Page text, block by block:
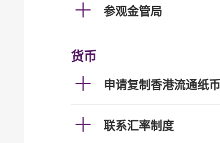
参观金管局
货币
申请复制香港流通纸币
联系汇率制度